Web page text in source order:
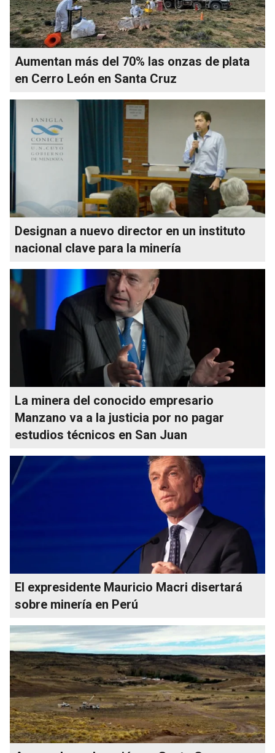
Aumentan más del 70% las onzas de plata
en Cerro León en Santa Cruz
Designan a nuevo director en un instituto
nacional clave para la minería
La minera del conocido empresario
Manzano va a la justicia por no pagar
estudios técnicos en San Juan
El expresidente Mauricio Macri disertará
sobre minería en Perú